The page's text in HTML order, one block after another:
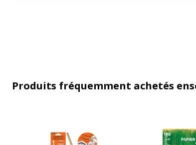
Produits fréquemment achetés